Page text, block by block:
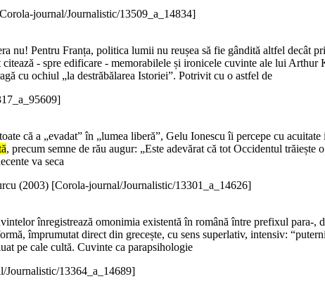
journal/Journalistic/13509_a_14834]
nu! Pentru Franța, politica lumii nu reușea să fie gândită altfel decât
- spre edificare - memorabilele și ironicele cuvinte ale lui
cu ochiul „la destrăbălarea Istoriei”. Potrivit cu o astfel de
că a „evadat” în „lumea liberă”, Gelu Ionescu îi percepe cu
, precum semne de rău augur: „Este adevărat că tot Occidentul
va seca
(2003) [Corola-journal/Journalistic/13301_a_14626]
înregistrează omonimia existentă în română între prefixul para-
împrumutat direct din grecește, cu sens superlativ, intensiv:
pe cale cultă. Cuvinte ca parapsihologie
Journalistic/13364_a_14689]